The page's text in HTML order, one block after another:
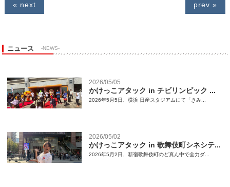
« next prev »
ニュース -NEWS-
2026/05/05
かけっこアタック in チビリンピック ...
2026年5月5日、横浜 日産スタジアムにて「きみ...
2026/05/02
かけっこアタック in 歌舞伎町シネシテ...
2026年5月2日、新宿歌舞伎町のど真ん中で全力ダ...